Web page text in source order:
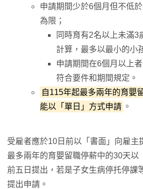
申請期間少於6個月但不低
為限；
同時育有2名以上未滿3
計算，最多以最小的小
申請期間在6個月以上
符合要件和期間規定。
自115年起最多兩年的育嬰
能以「單日」方式申請 。
受雇者應於10日前以「書面」向雇主
最多兩年的育嬰留職停薪中的30天以
前五日提出，若是子女生病停托停課
提出申請。